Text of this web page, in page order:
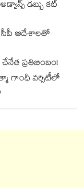
డబ్బు కట్
సీపీ ఆదేశాలతో
చేనేత ప్రతిబింబం!
గాంధీ వర్సిటీలో